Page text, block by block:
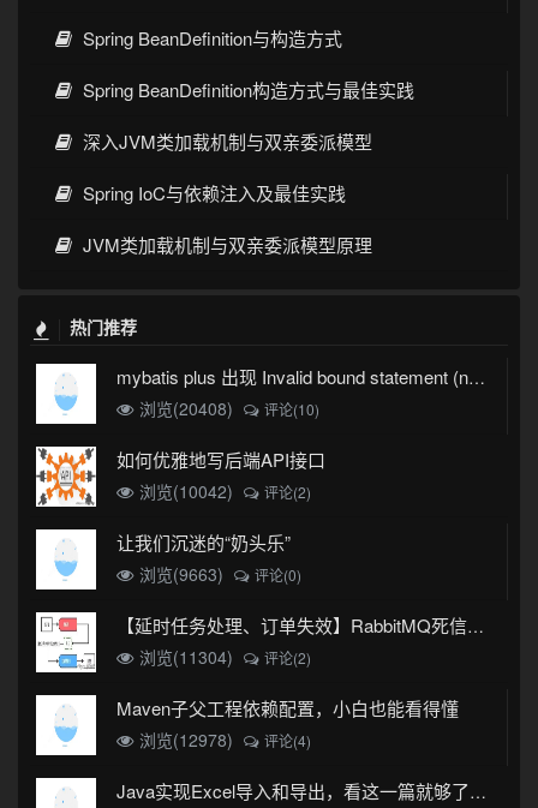
Spring BeanDefinition与构造方式
Spring BeanDefinition构造方式与最佳实践
深入JVM类加载机制与双亲委派模型
Spring IoC与依赖注入及最佳实践
JVM类加载机制与双亲委派模型原理
热门推荐
mybatis plus 出现 Invalid bound statement (not found)
浏览(20408)
评论(10)
如何优雅地写后端API接口
浏览(10042) 评论(2)
让我们沉迷的“奶头乐”
浏览(9663) 评论(0)
【延时任务处理、订单失效】RabbitMQ死信队列实现
浏览(11304)
评论(2)
Maven子父工程依赖配置，小白也能看得懂
浏览(12978) 评论(4)
Java实现Excel导入和导出，看这一篇就够了(珍藏版)